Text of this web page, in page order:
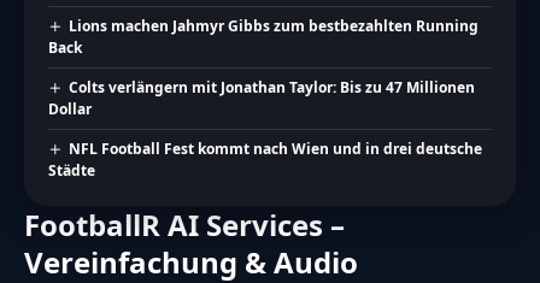
Lions machen Jahmyr Gibbs zum bestbezahlten Running
Back
Colts verlängern mit Jonathan Taylor: Bis zu 47 Millionen
Dollar
NFL Football Fest kommt nach Wien und in drei deutsche
Städte
FootballR AI Services –
Vereinfachung & Audio